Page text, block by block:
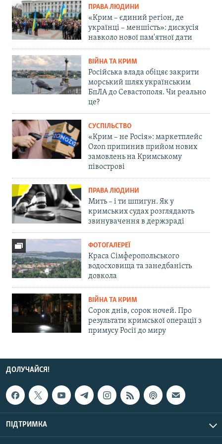
ПРАВА ЛЮДИНИ
«Крим – єдиний регіон, де
українці – меншість»: дискусія
навколо нової пам'ятної дати
ВІЙНА ТА КРИМ
Російська влада обіцяє закрити
морський шлях українським
БпЛА до Севастополя. Чи реально
це?
СУСПІЛЬСТВО
«Крим – не Росія»: маркетплейс
Ozon припинив прийом нових
замовлень на Кримському
півострові
ПРАВА ЛЮДИНИ
Мить – і ти шпигун. Як у
кримських судах розглядають
звинувачення в держзраді
ФОТОГАЛЕРЕЇ
Краса Сімферопольського
водосховища та занедбаність
довкола
ВІЙНА ТА КРИМ
Сорок днів, сорок ночей. Про
результати кримської операції з
примусу Росії до миру
ДОЛУЧАЙСЯ!
ПІДТРИМКА